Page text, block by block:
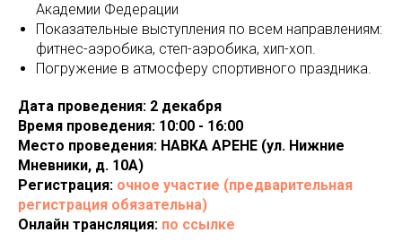
Академии Федерации
Показательные выступления по всем направлениям:
фитнес-аэробика, степ-аэробика, хип-хоп.
Погружение в атмосферу спортивного праздника.
Дата проведения: 2 декабря
Время проведения: 10:00 - 16:00
Место проведения: НАВКА АРЕНЕ (ул. Нижние
Мневники, д. 10А)
Регистрация: очное участие (предварительная
регистрация обязательна)
Онлайн трансляция: по ссылке